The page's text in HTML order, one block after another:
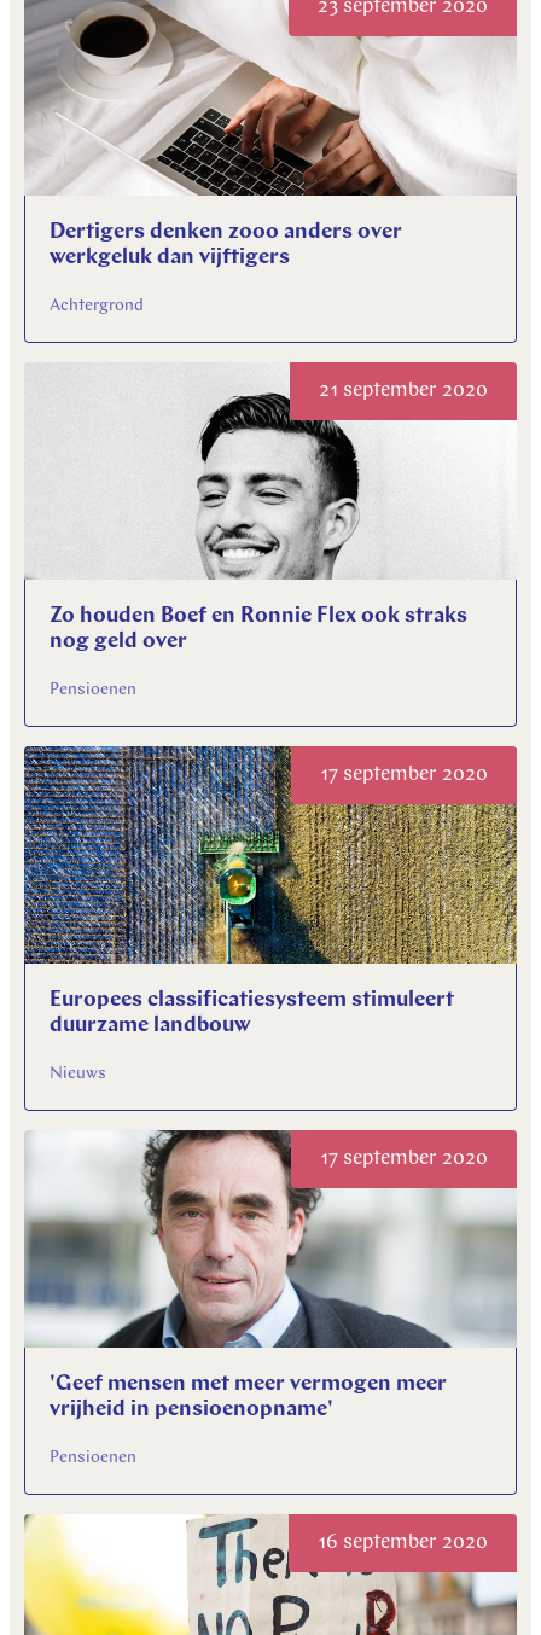
23 september 2020
Dertigers denken zooo anders over
werkgeluk dan vijftigers
Achtergrond
21 september 2020
Zo houden Boef en Ronnie Flex ook straks
nog geld over
Pensioenen
17 september 2020
Europees classificatie­systeem stimuleert
duurzame landbouw
Nieuws
17 september 2020
'Geef mensen met meer vermogen meer
vrijheid in pensioenopname'
Pensioenen
16 september 2020